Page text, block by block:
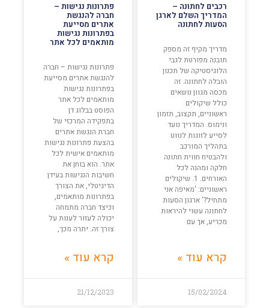
רכבים לחתונה –
המדריך השלם לארגן
הסעות לחתונה
מדריך מקיף זה מספק
תובנה מפורטת לגבי
הלוגיסטיקה של תכנון
הובלה לחתונה. זה
מכסה מגוון נושאים
כולל שיקולים
ראשוניים, תקצוב, תזמון
ונימוס. המדריך נועד
לסייע לזוגות לנווט
בתהליך המורכב
ולהבטיח חווית חתונה
חלקה ומהנה לכל
האורחים. 1. שיקולים
ראשוניים: 'מאיפה אני
מתחיל?' ארגון הסעות
לחתונה עשוי להיראות
מכריע, אך עם
קרא עוד »
15/02/2024
פתרונות נגישות –
חברה להנגשת
אתרים מסייעת
בפתרונות נגישות
מותאמים לכל אתר
פתרונות נגישות – חברה
להנגשת אתרים מסייעת
בפתרונות נגישות
מותאמים לכל אתר
הפוסט בבלוג דן
בתפקידה המרכזי של
חברת הנגשת אתרים
בהצעת פתרונות נגישות
מותאמים אישית לכל
אתר. הוא בוחן את
חשיבות הנגישות בעידן
הדיגיטלי, את הצורך
בפתרונות מותאמים,
וכיצד חברה מתמחה
יכולה לעזור לענות על
צורך זה. יתרה מכך,
קרא עוד »
21/12/2023